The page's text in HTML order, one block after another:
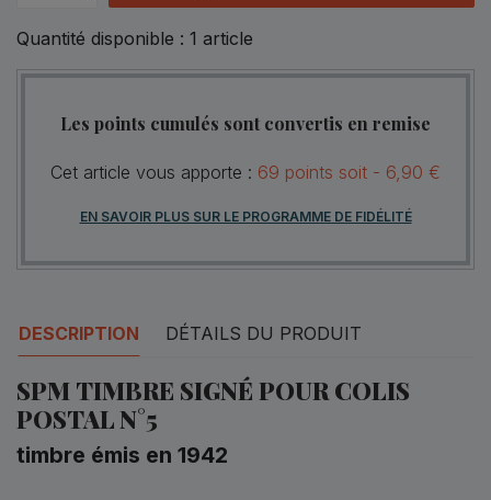
Quantité disponible : 1 article
Les points cumulés sont convertis en remise
Cet article vous apporte : 69 points soit - 6,90 €
EN SAVOIR PLUS SUR LE PROGRAMME DE FIDÉLITÉ
DESCRIPTION DÉTAILS DU PRODUIT
SPM TIMBRE SIGNÉ POUR COLIS
POSTAL N°5
timbre émis en 1942